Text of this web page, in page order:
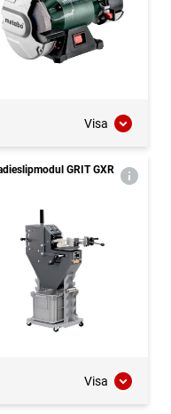
Visa
GRIT GXR
Visa